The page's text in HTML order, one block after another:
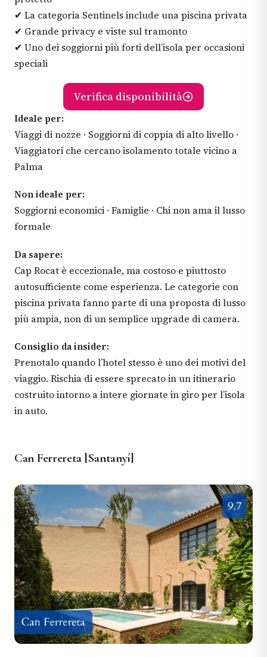
✔ La categoria Sentinels include una piscina privata
✔ Grande privacy e viste sul tramonto
✔ Uno dei soggiorni più forti dell’isola per occasioni
speciali
Verifica disponibilità
Ideale per:
Viaggi di nozze · Soggiorni di coppia di alto livello ·
Viaggiatori che cercano isolamento totale vicino a
Palma
Non ideale per:
Soggiorni economici · Famiglie · Chi non ama il lusso
formale
Da sapere:
Cap Rocat è eccezionale, ma costoso e piuttosto
autosufficiente come esperienza. Le categorie con
piscina privata fanno parte di una proposta di lusso
più ampia, non di un semplice upgrade di camera.
Consiglio da insider:
Prenotalo quando l’hotel stesso è uno dei motivi del
viaggio. Rischia di essere sprecato in un itinerario
costruito intorno a intere giornate in giro per l’isola
in auto.
Can Ferrereta [Santanyí]